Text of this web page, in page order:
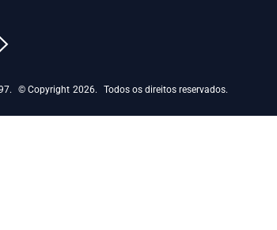
© Copyright 2026. Todos os direitos reservados.